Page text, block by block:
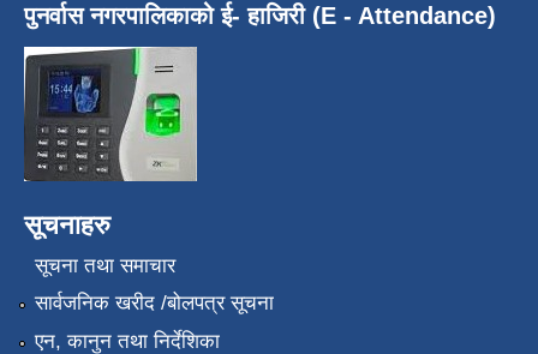
पुनर्वास नगरपालिकाको ई- हाजिरी (E - Attendance)
सूचनाहरु
सूचना तथा समाचार
सार्वजनिक खरीद /बोलपत्र सूचना
एन, कानुन तथा निर्देशिका